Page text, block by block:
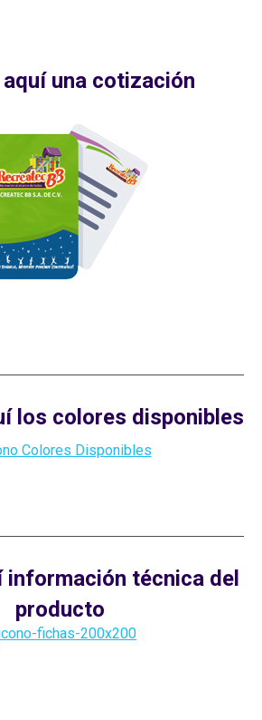
una cotización
los colores disponibles
información técnica del
producto